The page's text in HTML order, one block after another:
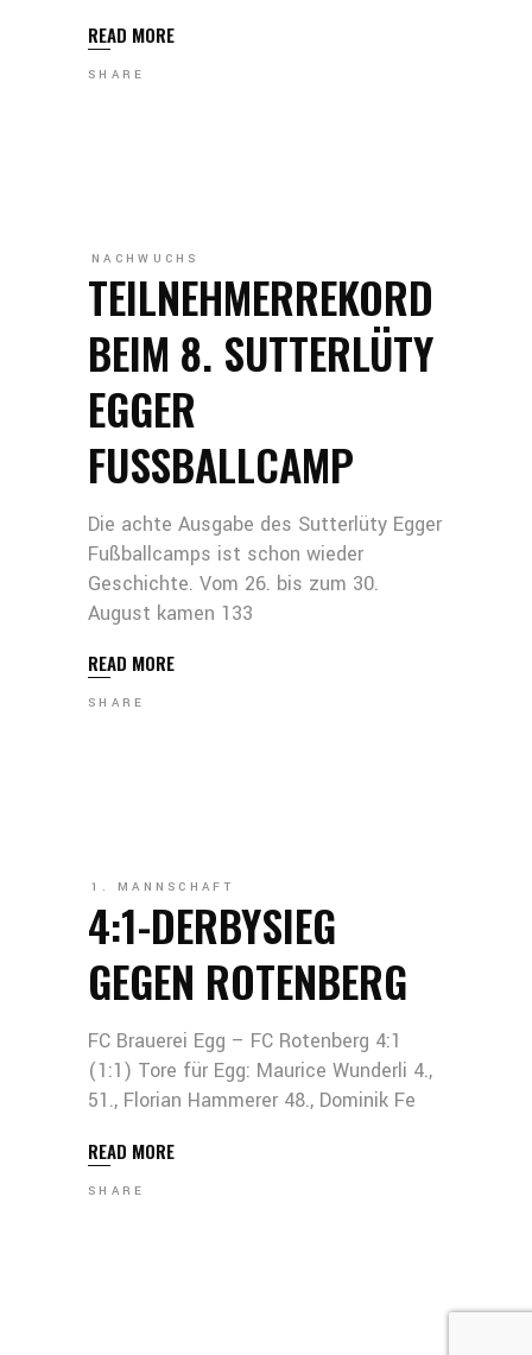
READ MORE
SHARE
NACHWUCHS
TEILNEHMERREKORD
BEIM 8. SUTTERLÜTY
EGGER
FUSSBALLCAMP
Die achte Ausgabe des Sutterlüty Egger
Fußballcamps ist schon wieder
Geschichte. Vom 26. bis zum 30.
August kamen 133
READ MORE
SHARE
1. MANNSCHAFT
4:1-DERBYSIEG
GEGEN ROTENBERG
FC Brauerei Egg – FC Rotenberg 4:1
(1:1) Tore für Egg: Maurice Wunderli 4.,
51., Florian Hammerer 48., Dominik Fe
READ MORE
SHARE